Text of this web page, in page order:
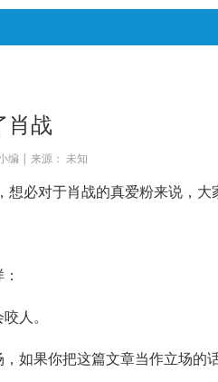
肖战
编 | 来源： 未知
想必对于肖战的真爱粉来说，
人。
如果你把这篇文章当作立场的